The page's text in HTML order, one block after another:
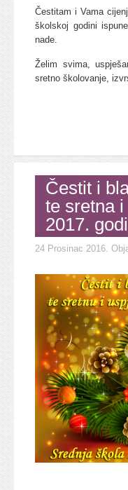
Čestitam i Vama
školskoj godini
nade.
Želim svima,
sretno školovanje,
Čestit i
te sretna
2017.
24 Prosinac 2016 .